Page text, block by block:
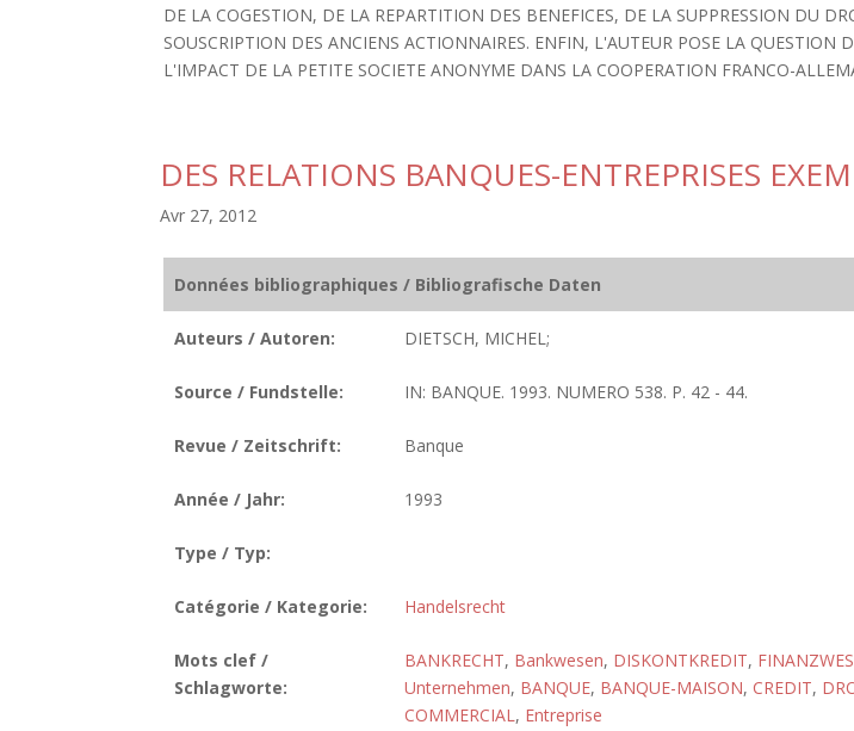
DE LA COGESTION, DE LA REPARTITION DES BENEFICES, DE LA SUPPRESSION DU
SOUSCRIPTION DES ANCIENS ACTIONNAIRES. ENFIN, L'AUTEUR POSE LA QUESTION
L'IMPACT DE LA PETITE SOCIETE ANONYME DANS LA COOPERATION FRANCO-
DES RELATIONS BANQUES-ENTREPRISES
Avr 27, 2012
Données bibliographiques / Bibliografische Daten
Auteurs / Autoren: DIETSCH, MICHEL;
Source / Fundstelle: IN: BANQUE. 1993. NUMERO 538. P. 42 - 44.
Revue / Zeitschrift: Banque
Année / Jahr: 1993
Type / Typ:
Catégorie / Kategorie: Handelsrecht
Mots clef /
Schlagworte:
BANKRECHT, Bankwesen, DISKONTKREDIT,
Unternehmen, BANQUE, BANQUE-MAISON, CREDIT,
COMMERCIAL, Entreprise